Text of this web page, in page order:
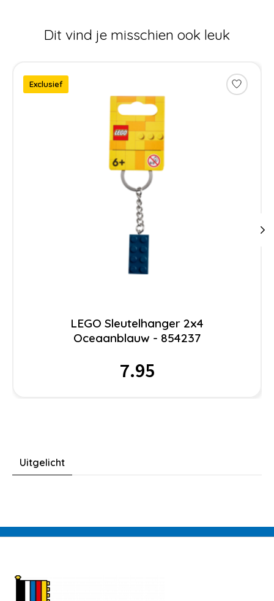
Dit vind je misschien ook leuk
Exclusief
LEGO Sleutelhanger 2x4
Oceaanblauw - 854237
7.95
Uitgelicht